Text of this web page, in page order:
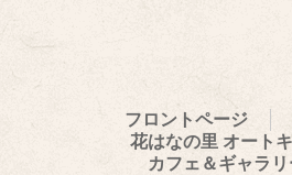
フロントページ
花はなの里 オート
カフェ＆ギャラ